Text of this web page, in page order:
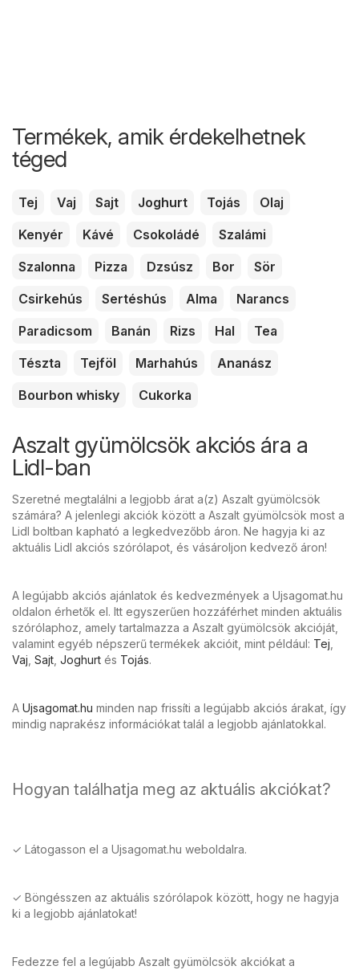
Termékek, amik érdekelhetnek
téged
Tej Vaj Sajt Joghurt Tojás
Olaj
Kenyér
Kávé Csokoládé
Szalámi
Szalonna
Pizza Dzsúsz Bor
Sör
Csirkehús
Sertéshús Alma
Narancs
Paradicsom
Banán Rizs Hal
Tea
Tészta
Tejföl Marhahús
Ananász
Bourbon whisky
Cukorka
Aszalt gyümölcsök akciós ára a
Lidl-ban
Szeretné megtalálni a legjobb árat a(z) Aszalt gyümölcsök
számára? A jelenlegi akciók között a Aszalt gyümölcsök most a
Lidl boltban kapható a legkedvezőbb áron. Ne hagyja ki az
aktuális Lidl akciós szórólapot, és vásároljon kedvező áron!
A legújabb akciós ajánlatok és kedvezmények a Ujsagomat.hu
oldalon érhetők el. Itt egyszerűen hozzáférhet minden aktuális
szórólaphoz, amely tartalmazza a Aszalt gyümölcsök akcióját,
valamint egyéb népszerű termékek akcióit, mint például: Tej
Vaj Sajt Joghurt és Tojás.
A Ujsagomat.hu minden nap frissíti a legújabb akciós árakat, így
mindig naprakész információkat talál a legjobb ajánlatokkal.
Hogyan találhatja meg az aktuális akciókat?
✓ Látogasson el a Ujsagomat.hu weboldalra.
✓ Böngésszen az aktuális szórólapok között, hogy ne hagyja
ki a legjobb ajánlatokat!
Fedezze fel a legújabb Aszalt gyümölcsök akciókat a